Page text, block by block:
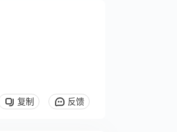
复制 反馈